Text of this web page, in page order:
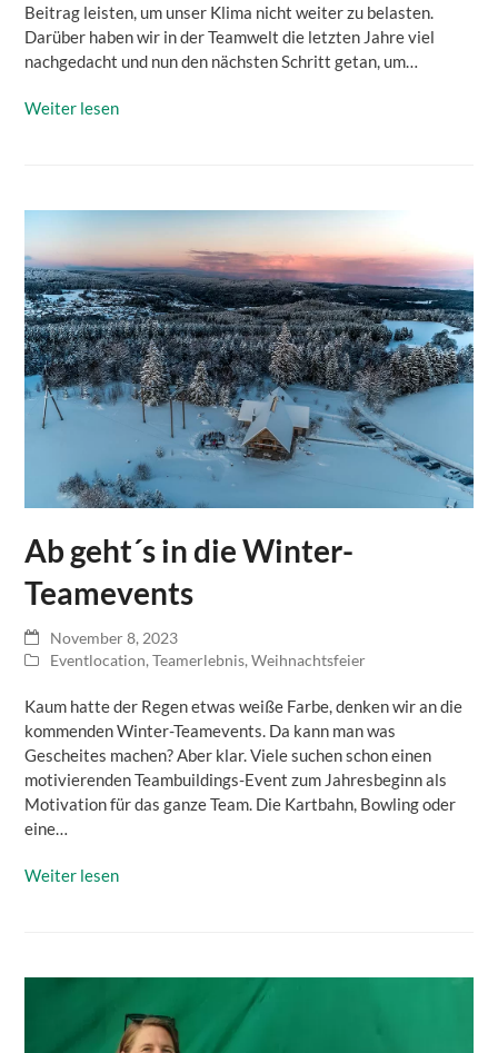
Beitrag leisten, um unser Klima nicht weiter zu belasten.
Darüber haben wir in der Teamwelt die letzten Jahre viel
nachgedacht und nun den nächsten Schritt getan, um…
Weiter lesen
Ab geht´s in die Winter-
Teamevents
November 8, 2023
Eventlocation,Teamerlebnis,Weihnachtsfeier
Kaum hatte der Regen etwas weiße Farbe, denken wir an die
kommenden Winter-Teamevents. Da kann man was
Gescheites machen? Aber klar. Viele suchen schon einen
motivierenden Teambuildings-Event zum Jahresbeginn als
Motivation für das ganze Team. Die Kartbahn, Bowling oder
eine…
Weiter lesen